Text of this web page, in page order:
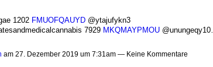
1202 FMUOFQAUYD@ytajufykn3
7929 MKQMAYPMOU
am 27. Dezember 2019 um 7:31am — Keine Kommentare